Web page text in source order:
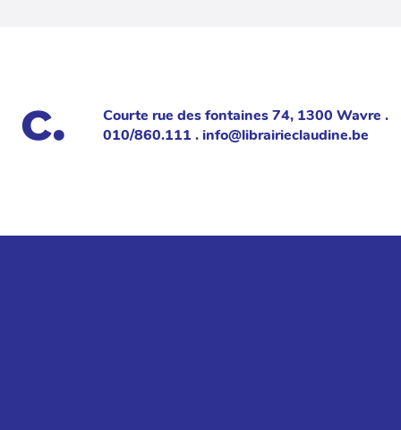
Courte rue des fontaines 74, 1300 Wavre .
010/860.111 . info@librairieclaudine.be